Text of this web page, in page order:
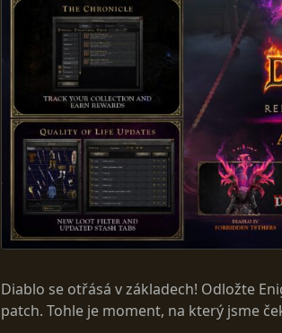
Diablo se otřásá v základech! Odložte
patch. Tohle je moment, na který jsme